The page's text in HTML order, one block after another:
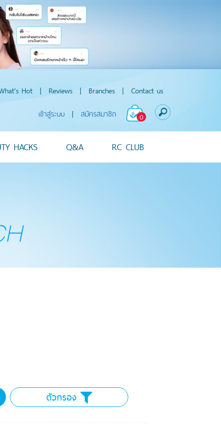
Hot | Reviews | Branches | Contact us
0
เข้าสู่ระบบ | สมัครสมาชิก
HACKS Q&A RC CLUB
ตัวกรอง